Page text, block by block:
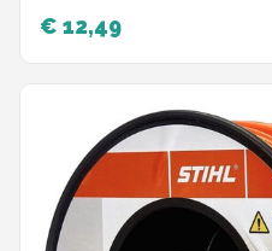
€ 12,49